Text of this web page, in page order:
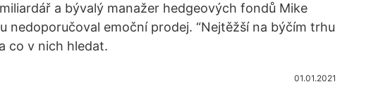
a bývalý manažer hedgeových fondů Mike
nedoporučoval emoční prodej. “Nejtěžší na býčím trhu
co v nich hledat.
01.01.2021